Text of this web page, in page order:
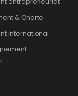
& Charte
international